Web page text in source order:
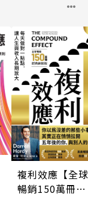
複利效應【全球
暢銷150萬冊・